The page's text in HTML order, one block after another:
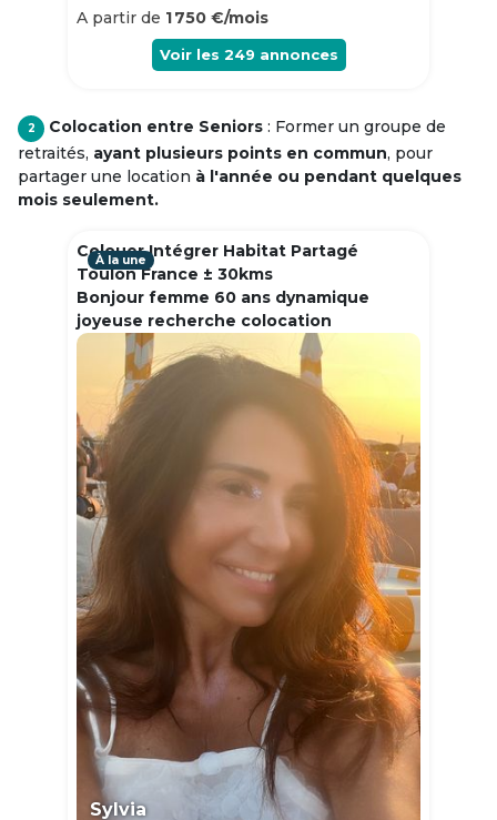
A partir de 1 750 €/mois
Voir les 249 annonces
2 Colocation entre Seniors : Former un groupe de
retraités, ayant plusieurs points en commun, pour
partager une location à l'année ou pendant quelques
mois seulement.
Colouer Intégrer Habitat Partagé
Toulon France ± 30kms
Bonjour femme 60 ans dynamique
joyeuse recherche colocation
À la une
Sylvia